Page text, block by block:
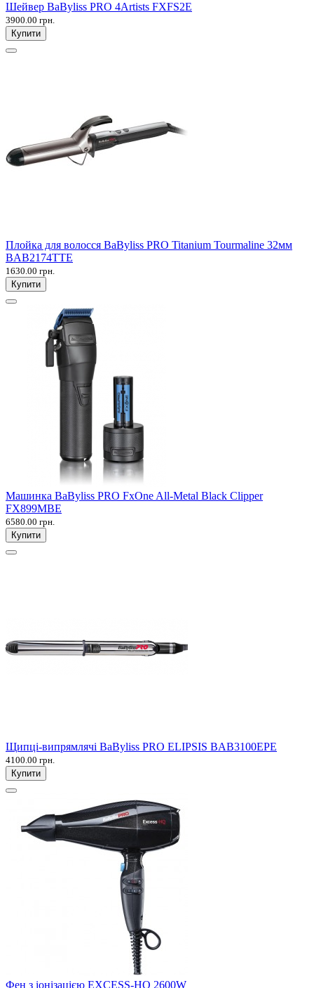
Шейвер BaByliss PRO 4Artists FXFS2E
3900.00 грн.
Купити
Плойка для волосся BaByliss PRO Titanium Tourmaline 32мм
BAB2174TTE
1630.00 грн.
Купити
Машинка BaByliss PRO FxOne All-Metal Black Clipper
FX899MBE
6580.00 грн.
Купити
Щипці-випрямлячі BaByliss PRO ELIPSIS BAB3100EPE
4100.00 грн.
Купити
Фен з іонізацією EXCESS-HQ 2600W